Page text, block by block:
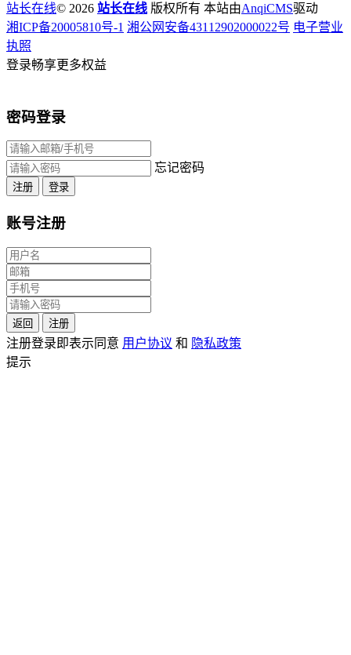
站长在线© 2026 站长在线 版权所有 本站由AnqiCMS驱动
湘ICP备20005810号-1 湘公网安备43112902000022号 电子营业
执照
登录畅享更多权益
密码登录
忘记密码
注册 登录
账号注册
返回 注册
注册登录即表示同意 用户协议 和 隐私政策
提示